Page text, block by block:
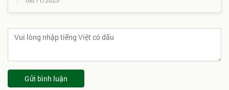
Gửi bình luận